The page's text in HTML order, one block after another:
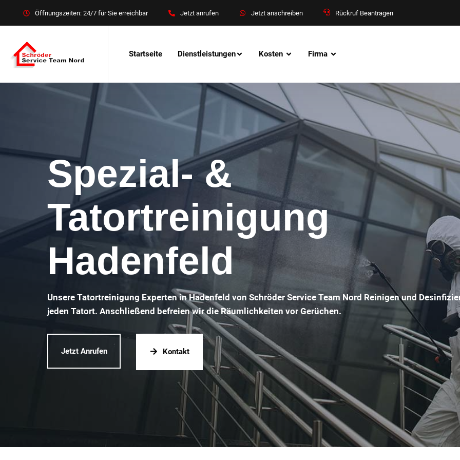
Öffnungszeiten: 24/7 für Sie erreichbar Jetzt anrufen Jetzt anschreiben Rückruf Beantragen
Startseite Dienstleistungen Kosten Firma
Spezial- &
Tatortreinigung
Hadenfeld
Unsere Tatortreinigung Experten in Hadenfeld von Schröder Service Team Nord Reinigen und
jeden Tatort. Anschließend befreien wir die Räumlichkeiten vor Gerüchen.
Jetzt Anrufen Kontakt